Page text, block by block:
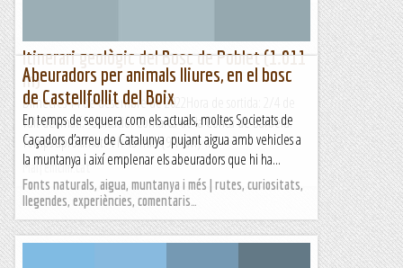
Itinerari geològic del Bosc de Poblet (1.011
m)
Dimecres 14 de desembre de 2022Hora de sortida: 2/4 de
vuit del matí. Ubicació: Comarca de la Conca de Barberà.
Temps aproximat: 4 h 45 min (9,1 km) ...
Maifemcim.cat
Abeuradors per animals lliures, en el bosc
de Castellfollit del Boix
En temps de sequera com els actuals, moltes Societats de
Caçadors d’arreu de Catalunya pujant aigua amb vehicles a
la muntanya i així emplenar els abeuradors que hi ha...
Fonts naturals, aigua, muntanya i més | rutes, curiositats,
llegendes, experiències, comentaris…